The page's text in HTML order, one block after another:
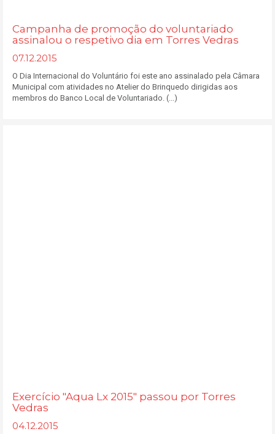
Campanha de promoção do voluntariado
assinalou o respetivo dia em Torres Vedras
07.12.2015
O Dia Internacional do Voluntário foi este ano assinalado pela Câmara
Municipal com atividades no Atelier do Brinquedo dirigidas aos
membros do Banco Local de Voluntariado. (...)
Exercício "Aqua Lx 2015" passou por Torres
Vedras
04.12.2015